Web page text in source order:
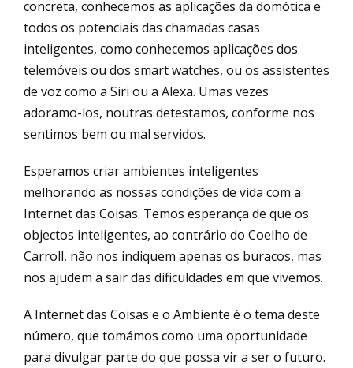
concreta, conhecemos as aplicações da domótica e
todos os potenciais das chamadas casas
inteligentes, como conhecemos aplicações dos
telemóveis ou dos smart watches, ou os assistentes
de voz como a Siri ou a Alexa. Umas vezes
adoramo-los, noutras detestamos, conforme nos
sentimos bem ou mal servidos.
Esperamos criar ambientes inteligentes
melhorando as nossas condições de vida com a
Internet das Coisas. Temos esperança de que os
objectos inteligentes, ao contrário do Coelho de
Carroll, não nos indiquem apenas os buracos, mas
nos ajudem a sair das dificuldades em que vivemos.
A Internet das Coisas e o Ambiente é o tema deste
número, que tomámos como uma oportunidade
para divulgar parte do que possa vir a ser o futuro.